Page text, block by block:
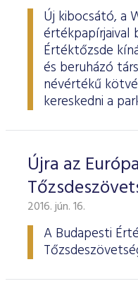
Új kibocsátó, a
értékpapírjaival
Értéktőzsde
és beruházó
névértékű
kereskedni a
Újra az
2016. jún. 16.
A Budapesti